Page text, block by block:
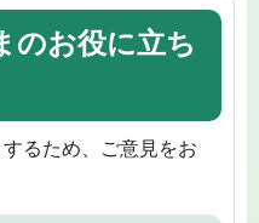
のお役に立ち
るため、ご意見をお